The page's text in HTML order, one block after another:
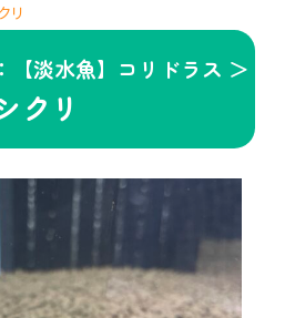
リ
【淡水魚】コリドラス ＞
クリ